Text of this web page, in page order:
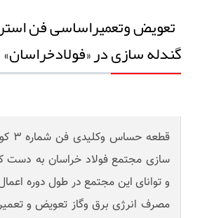
تعویض وتعمیراساسی فن
گندله سازی در
سازی مجتمع فولاد خراسان به دست
و توانای این مجتمع در طول دوره
مصرف انرژی برق وگاز تعویض و